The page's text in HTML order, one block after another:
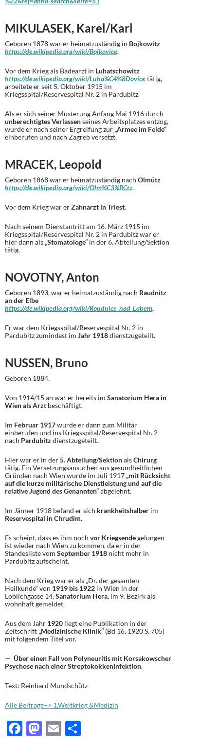
MIKULASEK, Karel/Karl
Geboren 1878 war er heimatzuständig in Bojkowitz
https://de.wikipedia.org/wiki/Bojkovice.
Vor dem Krieg als Badearzt in Luhatschowitz
https://de.wikipedia.org/wiki/Luha%C4%8Dovicetätig,
arbeitete er seit 5. Oktober 1915 im
Kriegsspital/Reservespital Nr. 2 in Pardubitz.
Als er sich seiner Musterung Anfang Mai 1916 durch
unberechtigtes Verlassenseines Arbeitsplatzes entzog,
wurde er nach seiner Ergreifung zur „Armee im Felde“
einberufen und nach Zagreb versetzt.
MRACEK, Leopold
Geboren 1868 war er heimatzuständig nach Olmütz
https://de.wikipedia.org/wiki/Olm%C3%BCtz.
Vor dem Krieg war erZahnarzt in Triest.
Nach seinem Dienstantritt am 16. März 1915 im
Kriegsspital/Reservespital Nr. 2 in Pardubitz war er
hier dann als „Stomatologe“ in der 6. Abteilung/Sektion
tätig.
NOVOTNY, Anton
Geboren 1893, war er heimatzuständig nach Raudnitz
an der Elbe
https://de.wikipedia.org/wiki/Roudnice_nad_Labem.
Er war dem Kriegsspital/Reservespital Nr. 2 in
Pardubitz zumindest im Jahr 1918dienstzugeteilt.
NUSSEN, Bruno
Geboren 1884.
Von 1914/15 an war er bereits im Sanatorium Hera in
Wien als Arzt beschäftigt.
Im Februar 1917wurde er dann zum Militär
einberufen und ins Kriegsspital/Reservespital Nr. 2
nach Pardubitzdienstzugeteilt.
Hier war er in der5. Abteilung/SektionalsChirurg
tätig. Ein Versetzungsansuchen aus gesundheitlichen
Gründen nach Wien wurde im Juli 1917 „mit Rücksicht
auf die kurze militärische Dienstleistung und auf die
relative Jugend des Genannten“abgelehnt.
Im Jänner 1918 befand er sich krankheitshalber im
Reservespital in Chrudim.
Es scheint, dass es ihm noch vor Kriegsendegelungen
ist wieder nach Wien zu kommen, da er in der
Standesliste vom September 1918 nicht mehr in
Pardubitz aufscheint.
Nach dem Krieg war er als „Dr. der gesamten
Heilkunde“ von 1919 bis 1922 in Wien in der
Löblichgasse 14,Sanatorium Hera, im 9. Bezirk als
wohnhaft gemeldet.
Aus dem Jahr 1920 liegt eine Publikation in der
Zeitschrift „Medizinische Klinik“ (Bd 16, 1920 S. 705)
mit folgendem Titel vor.
— Über einen Fall von Polyneuritis mit Korsakowscher
Psychose nach einer Streptokokkeninfektion.
Text: Reinhard Mundschütz
Alle Beiträge–> 1.Weltkrieg &Medizin
F
M E